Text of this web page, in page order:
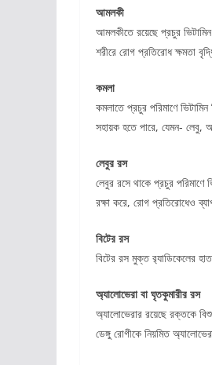
আমলকী
আমলকীতে রয়েছে প্রচুর ভিটামিন
শরীরে রোগ প্রতিরোধ ক্ষমতা
কমলা
কমলাতে প্রচুর পরিমাণে
সহায়ক হতে পারে, যেমন- লেবু,
লেবুর রস
লেবুর রসে থাকে প্রচুর পরিমাণে
রক্ষা করে, রোগ প্রতিরোধেও
বিটের রস
বিটের রস মুক্ত র‍্যাডিকেলের
অ্যালোভেরা বা ঘৃতকুমারীর রস
অ্যালোভেরার রয়েছে রক্তকে
ডেঙ্গু রোগীকে নিয়মিত